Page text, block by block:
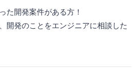
た開発案件がある方！
開発のことをエンジニアに相談した